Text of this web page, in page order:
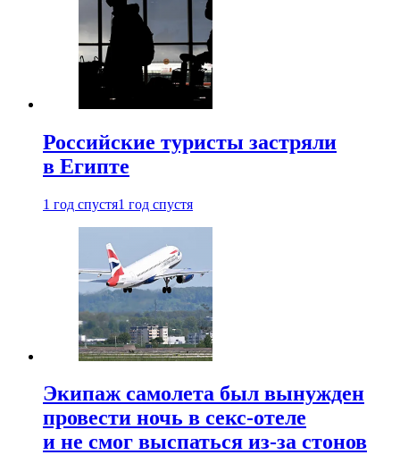
Российские туристы застряли
в Египте
1 год спустя1 год спустя
Экипаж самолета был вынужден
провести ночь в секс-отеле
и не смог выспаться из-за стонов